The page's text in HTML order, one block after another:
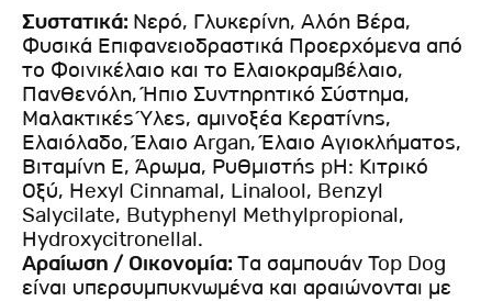
Συστατικά: Νερό, Γλυκερίνη, Αλόη Βέρα,
Φυσικά Επιφανειοδραστικά Προερχόμενα από
το Φοινικέλαιο και το Ελαιοκραμβέλαιο,
Πανθενόλη, Ήπιο Συντηρητικό Σύστημα,
Μαλακτικές Ύλες, αμινοξέα Κερατίνης,
Ελαιόλαδο, Έλαιο Argan, Έλαιο Αγιοκλήματος,
Βιταμίνη Ε, Άρωμα, Ρυθμιστής pH: Κιτρικό
Οξύ, Hexyl Cinnamal, Linalool, Benzyl
Salycilate, Butyphenyl Methylpropional,
Hydroxycitronellal.
Αραίωση / Οικονομία: Τα σαμπουάν Top Dog
είναι υπερσυμπυκνωμένα και αραιώνονται με